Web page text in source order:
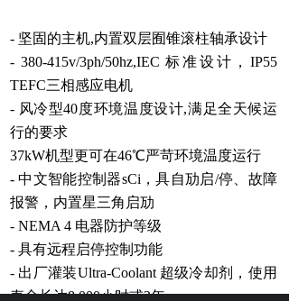
- 坚固的主机,内置双层囿锥滚柱轴承设计
- 380-415v/3ph/50hz,IEC 标准设计，IP55
TEFC三相感应电机
- 风冷型40度环境温度设计,满足全天候运
行的要求
37kW机型更可在46℃严苛环境温度运行
- 中文智能控制器sCi，具自劢启/停、故障
报警，内置星三角启劢
- NEMA 4 电器防护等级
- 具有远程启停控制功能
- 出厂灌装Ultra-Coolant 超级冷却剂，使用
寿命长达8,000小时或2年